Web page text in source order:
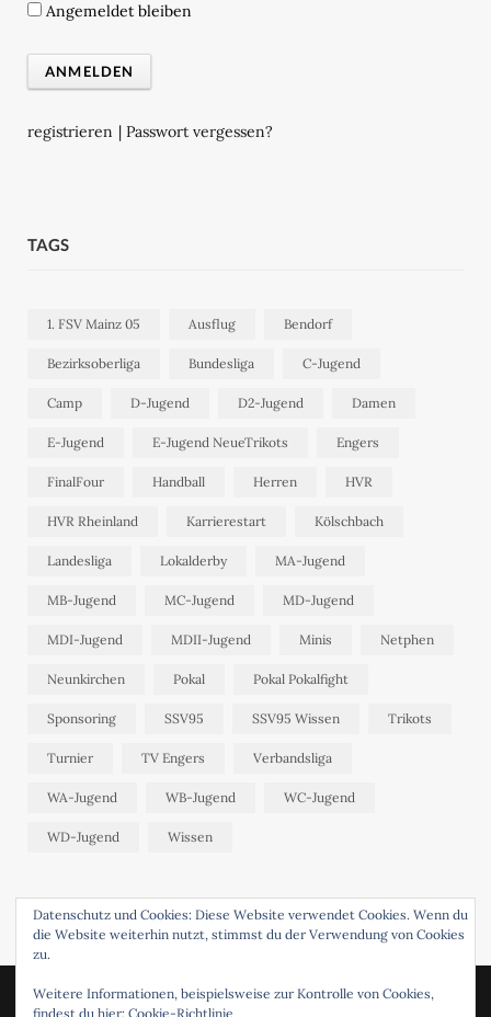
Datenschutz und Cookies: Diese Website verwendet Cookies. Wenn du
die Website weiterhin nutzt, stimmst du der Verwendung von Cookies
zu.
Weitere Informationen, beispielsweise zur Kontrolle von Cookies,
findest du hier: Cookie-Richtlinie
Angemeldet bleiben
registrieren | Passwort vergessen?
TAGS
1. FSV Mainz 05 Ausflug Bendorf
Bezirksoberliga Bundesliga C-Jugend
Camp D-Jugend D2-Jugend Damen
E-Jugend E-Jugend NeueTrikots Engers
FinalFour Handball Herren HVR
HVR Rheinland Karrierestart Kölschbach
Landesliga Lokalderby MA-Jugend
MB-Jugend MC-Jugend MD-Jugend
MDI-Jugend MDII-Jugend Minis Netphen
Neunkirchen Pokal Pokal Pokalfight
Sponsoring SSV95 SSV95 Wissen Trikots
Turnier TV Engers Verbandsliga
WA-Jugend WB-Jugend WC-Jugend
WD-Jugend Wissen
© 2024 SSV95 WISSEN. DESIGNED BY